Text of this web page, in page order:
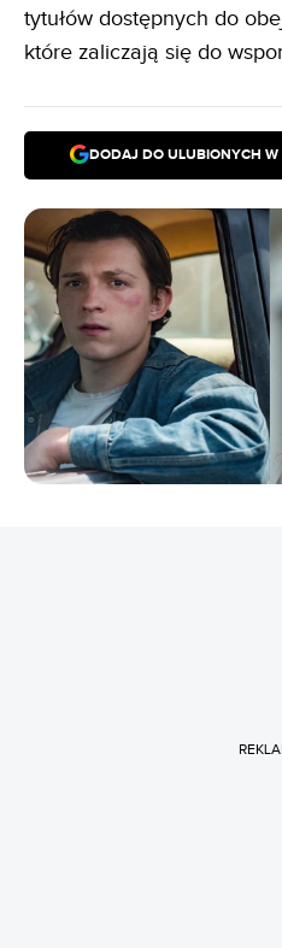
tytułów dostępnych do
które zaliczają się do
DODAJ DO ULUBIONYCH W